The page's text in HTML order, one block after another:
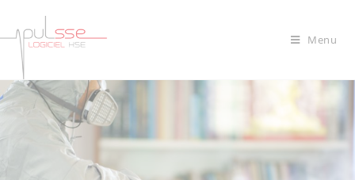
Menu